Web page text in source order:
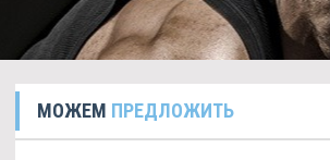
МОЖЕМ ПРЕДЛОЖИТЬ